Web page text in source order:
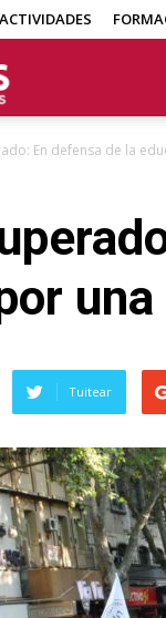
ACTIVIDADES
En defensa de la
Tuitear